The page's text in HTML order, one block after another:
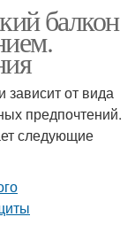
балкон
от вида
предпочтений.
следующие